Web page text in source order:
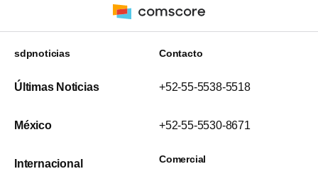
sdpnoticias
Últimas Noticias
México
Internacional
Contacto
+52-55-5538-5518
+52-55-5530-8671
Comercial